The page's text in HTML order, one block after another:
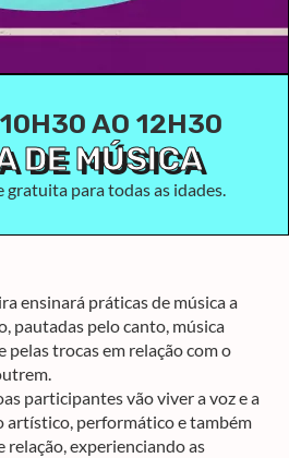
AO 12H30
DE MÚSICA
gratuita para todas as idades.
ensinará práticas de música a
pautadas pelo canto, música
pelas trocas em relação com o
participantes vão viver a voz e a
artístico, performático e também
relação, experienciando as